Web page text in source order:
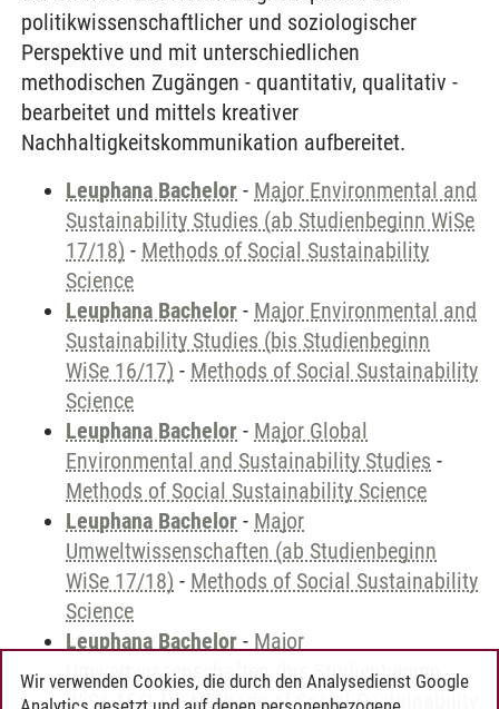
politikwissenschaftlicher und soziologischer
Perspektive und mit unterschiedlichen
methodischen Zugängen - quantitativ, qualitativ -
bearbeitet und mittels kreativer
Nachhaltigkeitskommunikation aufbereitet.
Leuphana Bachelor - Major Environmental and
Sustainability Studies (ab Studienbeginn WiSe
17/18) - Methods of Social Sustainability
Science
Leuphana Bachelor - Major Environmental and
Sustainability Studies (bis Studienbeginn
WiSe 16/17) - Methods of Social Sustainability
Science
Leuphana Bachelor - Major Global
Environmental and Sustainability Studies -
Methods of Social Sustainability Science
Leuphana Bachelor - Major
Umweltwissenschaften (ab Studienbeginn
WiSe 17/18) - Methods of Social Sustainability
Science
Leuphana Bachelor - Major
Umweltwissenschaften (bis Studienbeginn
WiSe 16/17)-Methods of Social Sustainability
Wir verwenden Cookies, die durch den Analysedienst Google